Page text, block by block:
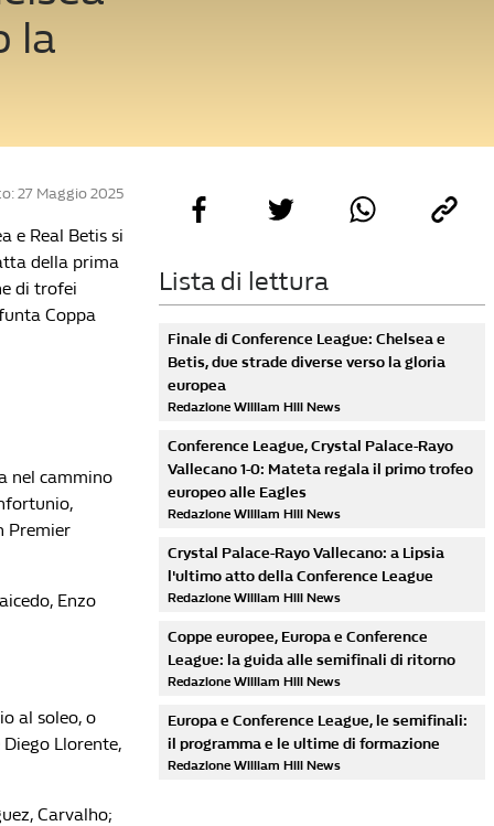
la
27 Maggio 2025
e Real Betis si
della prima
di trofei
Coppa
nel cammino
Premier
Enzo
al soleo, o
Llorente,
Carvalho;
Lista di lettura
Finale di Conference League: Chelsea e
Betis, due strade diverse verso la gloria
europea
Redazione William Hill News
Conference League, Crystal Palace-Rayo
Vallecano 1-0: Mateta regala il primo trofeo
europeo alle Eagles
Redazione William Hill News
Crystal Palace-Rayo Vallecano: a Lipsia
l'ultimo atto della Conference League
Redazione William Hill News
Coppe europee, Europa e Conference
League: la guida alle semifinali di ritorno
Redazione William Hill News
Europa e Conference League, le semifinali:
il programma e le ultime di formazione
Redazione William Hill News